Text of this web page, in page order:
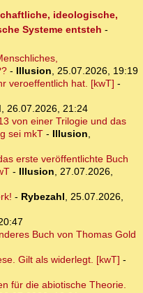
ideologische,
Systeme entsteh -
- Illusion, 25.07.2026, 19:19
veroeffentlich hat. [kwT] -
, 26.07.2026, 21:24
von einer Trilogie und das
sei mkT - Illusion,
erste veröffentlichte Buch
- Illusion, 27.07.2026,
- Rybezahl, 25.07.2026,
Buch von Thomas Gold
Gilt als widerlegt. [kwT] -
für die abiotische Theorie.